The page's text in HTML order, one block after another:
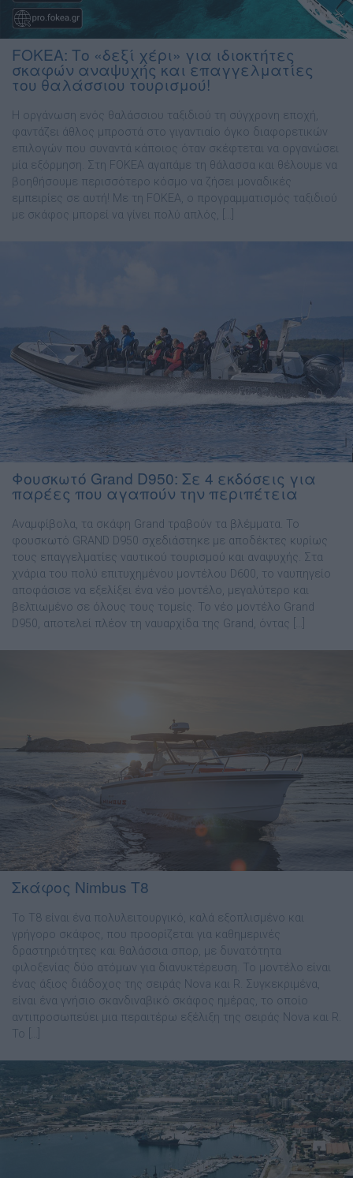
FOKEA: Το «δεξί χέρι» για ιδιοκτήτες
σκαφών αναψυχής και επαγγελματίες
του θαλάσσιου τουρισμού!
Η οργάνωση ενός θαλάσσιου ταξιδιού τη σύγχρονη εποχή,
φαντάζει άθλος µπροστά στο γιγαντιαίο όγκο διαφορετικών
επιλογών που συναντά κάποιος όταν σκέφτεται να οργανώσει
µία εξόρµηση. Στη FOKEA αγαπάµε τη θάλασσα και θέλουµε να
βοηθήσουµε περισσότερο κόσµο να ζήσει µοναδικές
εµπειρίες σε αυτή! Με τη FOKEA, ο προγραµµατισµός ταξιδιού
µε σκάφος µπορεί να γίνει πολύ απλός, […]
Φουσκωτό Grand D950: Σε 4 εκδόσεις για
παρέες που αγαπούν την περιπέτεια
Αναµφίβολα, τα σκάφη Grand τραβούν τα βλέµµατα. Το
φουσκωτό GRAND D950 σχεδιάστηκε με αποδέκτες κυρίως
τους επαγγελματίες ναυτικού τουρισμού και αναψυχής. Στα
χνάρια του πολύ επιτυχηµένου µοντέλου D600, το ναυπηγείο
αποφάσισε να εξελίξει ένα νέο µοντέλο, µεγαλύτερο και
βελτιωµένο σε όλους τους τοµείς. Το νέο µοντέλο Grand
D950, αποτελεί πλέον τη ναυαρχίδα της Grand, όντας […]
Σκάφος Nimbus T8
Το Τ8 είναι ένα πολυλειτουργικό, καλά εξοπλισµένο και
γρήγορο σκάφος, που προορίζεται για καθηµερινές
δραστηριότητες και θαλάσσια σπορ, µε δυνατότητα
φιλοξενίας δύο ατόµων για διανυκτέρευση. Το µοντέλο είναι
ένας άξιος διάδοχος της σειράς Nova και R. Συγκεκριμένα,
είναι ένα γνήσιο σκανδιναβικό σκάφος ημέρας, το οποίο
αντιπροσωπεύει µια περαιτέρω εξέλιξη της σειράς Nova και R.
Το […]